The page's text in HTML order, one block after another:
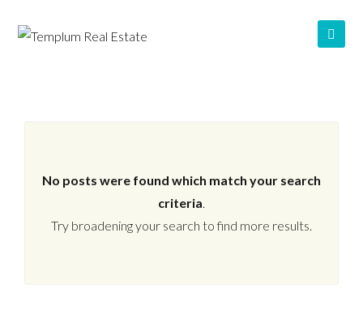
No posts were found which match your search
criteria.
Try broadening your search to find more results.